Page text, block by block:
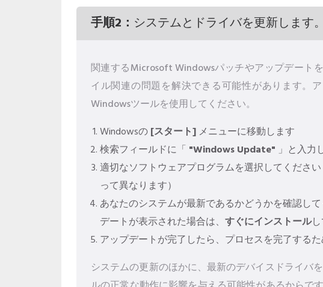
手順2： システムとドライバを更新します。
関連するMicrosoft Windowsパッチやアップデート
イル関連の問題を解決できる可能性があります。
Windowsツールを使用してください。
Windowsの[スタート] メニューに移動します
検索フィールドに「 "Windows Update" 」と入力
適切なソフトウェアプログラムを選択してくださ
って異なります）
あなたのシステムが最新であるかどうかを確認し
デートが表示された場合は、 すぐにインストールし
アップデートが完了したら、プロセスを完了する
システムの更新のほかに、最新のデバイスドライバ